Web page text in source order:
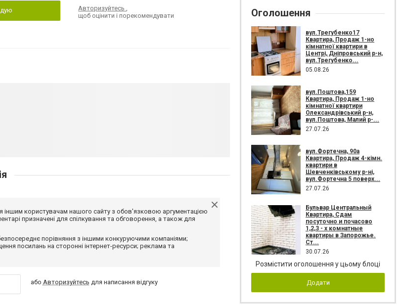
Авторизуйтесь,
щоб оцінити і порекомендувати
іншим користувачам нашого сайту з обов'язковою аргументацією
призначені для спілкування та обговорення, а також для
порівняння з іншими конкуруючими компаніями;
посилань на сторонні інтернет-ресурси; реклама та
або Авторизуйтесь для написання відгуку
Оголошення
вул.Трегубенко17
Квартира, Продаж 1-но
кімнатної квартири в
Центрі, Дніпровський р-н,
вул.Трегубенко...
05.08.26
вул.Поштова,159
Квартира, Продаж 1-но
кімнатної квартири
Олександрівський р-н,
вул.Поштова, Малий р-...
27.07.26
вул.Фортечна, 90а
Квартира, Продаж 4-кімн.
квартири в
Шевченківському р-ні,
вул.Фортечна 5 поверх...
27.07.26
Бульвар Центральный
Квартира, Сдам
посуточно и почасово
1,2,3 - х комнатные
квартиры в Запорожье.
Ст...
30.07.26
Розмістити оголошення у цьому блоці
Додати